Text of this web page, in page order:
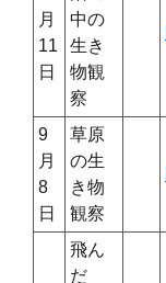
月
11
日
中の
生き
物観
察
9
月
8
日
草原
の生
き物
観察
飛ん
だ